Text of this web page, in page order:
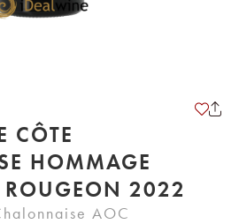
CÔTE
HOMMAGE
CHÂTEAU DE ROUGEON 2022
AOC